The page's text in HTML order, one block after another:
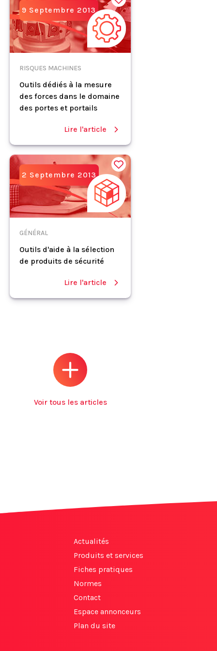
9 Septembre 2013
RISQUES MACHINES
Outils dédiés à la mesure
des forces dans le domaine
des portes et portails
Lire l'article
2 Septembre 2013
GÉNÉRAL
Outils d'aide à la sélection
de produits de sécurité
Lire l'article
Voir tous les articles
Actualités
Produits et services
Fiches pratiques
Normes
Contact
Espace annonceurs
Plan du site